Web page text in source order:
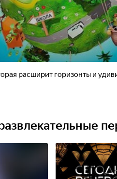
расширит горизонты и